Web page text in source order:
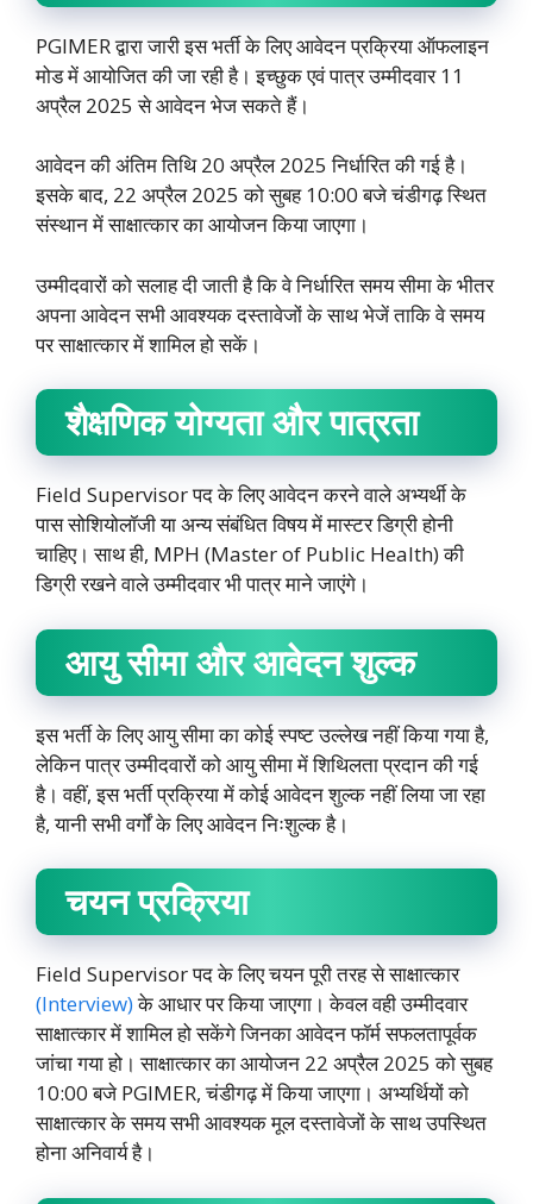
PGIMER द्वारा जारी इस भर्ती के लिए आवेदन प्रक्रिया ऑफलाइन
मोड में आयोजित की जा रही है। इच्छुक एवं पात्र उम्मीदवार 11
अप्रैल 2025 से आवेदन भेज सकते हैं।
आवेदन की अंतिम तिथि 20 अप्रैल 2025 निर्धारित की गई है।
इसके बाद, 22 अप्रैल 2025 को सुबह 10:00 बजे चंडीगढ़ स्थित
संस्थान में साक्षात्कार का आयोजन किया जाएगा।
उम्मीदवारों को सलाह दी जाती है कि वे निर्धारित समय सीमा के भीतर
अपना आवेदन सभी आवश्यक दस्तावेजों के साथ भेजें ताकि वे समय
पर साक्षात्कार में शामिल हो सकें।
शैक्षणिक योग्यता और पात्रता
Field Supervisor पद के लिए आवेदन करने वाले अभ्यर्थी के
पास सोशियोलॉजी या अन्य संबंधित विषय में मास्टर डिग्री होनी
चाहिए। साथ ही, MPH (Master of Public Health) की
डिग्री रखने वाले उम्मीदवार भी पात्र माने जाएंगे।
आयु सीमा और आवेदन शुल्क
इस भर्ती के लिए आयु सीमा का कोई स्पष्ट उल्लेख नहीं किया गया है,
लेकिन पात्र उम्मीदवारों को आयु सीमा में शिथिलता प्रदान की गई
है। वहीं, इस भर्ती प्रक्रिया में कोई आवेदन शुल्क नहीं लिया जा रहा
है, यानी सभी वर्गों के लिए आवेदन निःशुल्क है।
चयन प्रक्रिया
Field Supervisor पद के लिए चयन पूरी तरह से साक्षात्कार
(Interview)के आधार पर किया जाएगा। केवल वही उम्मीदवार
साक्षात्कार में शामिल हो सकेंगे जिनका आवेदन फॉर्म सफलतापूर्वक
जांचा गया हो। साक्षात्कार का आयोजन 22 अप्रैल 2025 को सुबह
10:00 बजे PGIMER, चंडीगढ़ में किया जाएगा। अभ्यर्थियों को
साक्षात्कार के समय सभी आवश्यक मूल दस्तावेजों के साथ उपस्थित
होना अनिवार्य है।